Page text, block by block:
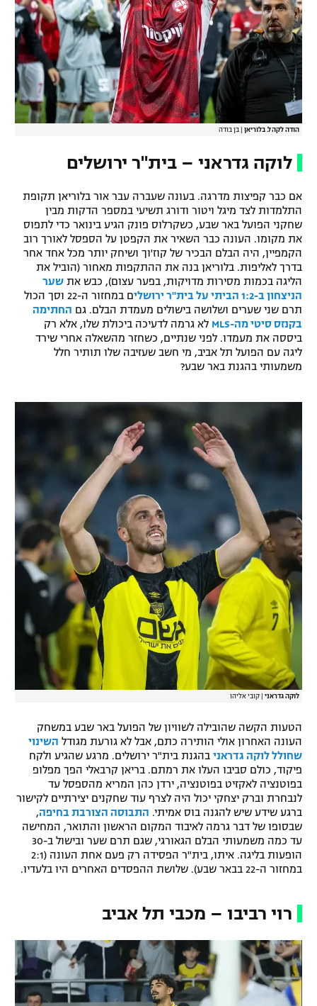
הודה לקהל. בלוריאן בן בודה
לוקה גדראני – בית"ר ירושלים
אם כבר קפיצות מדרגה. בעונה שעברה עבר אור בלוריאן תקופת
התלמדות לצד מיגל ויטור ודורג תשיעי במספר הדקות מבין
שחקני הפועל באר שבע, כשקרלוס פונק הגיע בינואר כדי לתפוס
את מקומו. העונה כבר השאיר את הקפטן על הספסל לאורך רוב
הקמפיין, היה הבלם הבכיר של קוז'וך ושיחק יותר מכל אחד אחר
בדרך לאליפות. בלוריאן בנה את ההתקפות מאחור (הוביל את
הליגה בכמות מסירות מדויקות, בפער עצום), כבש את שער
הניצחון ב-1:2 הביתי על בית"ר ירושלי
ם במחזור ה-22 וסך הכול
תרם שני שערים ושלושה בישולים מעמדת הבלם. גם החתימה
בקנזס סיטי מה-MLS
לא גרמה לדעיכה ביכולת שלו, אלא רק
ביססה את מעמדו. לפני שנתיים, כשחזר מהשאלה אחרי שירד
ליגה עם הפועל תל אביב, מי חשב שעזיבה שלו תותיר חלל
משמעותי בהגנת באר שבע?
לוקה גדראני קובי אליהו
הטעות הקשה שהובילה לשוויון של הפועל באר שבע במשחק
העונה האחרון אולי הותירה כתם, אבל לא גורעת מגודל השינוי
שחולל לוקה גדראני בהגנת בית"ר ירושלים. מרגע שהגיע ולקח
פיקוד, כולם סביבו העלו את רמתם. בריאן קרבאלי הפך מפלופ
בפוטנציה לאקזיט בפוטנציה, ירדן כהן המריא מהספסל עד
לנבחרת וברק יצחקי יכול היה לצרף עוד שחקנים יצירתיים לקישור
ברגע שידע שיש להגנה בוס אמיתי. התבוסה הצורבת בחיפה,
שבסופו של דבר גרמה לאיבוד המקום הראשון והתואר, המחישה
עד כמה משמעותי הבלם הגאורגי, שגם תרם שער ובישול ב-30
הופעות בליגה. איתו, בית"ר הפסידה רק פעם אחת העונה (2:1
במחזור ה-22 בבאר שבע). שלושת ההפסדים האחרים היו בלעדיו.
רוי רביבו – מכבי תל אביב